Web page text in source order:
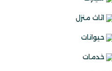
اثاث منزل
حيوانات
خدمات